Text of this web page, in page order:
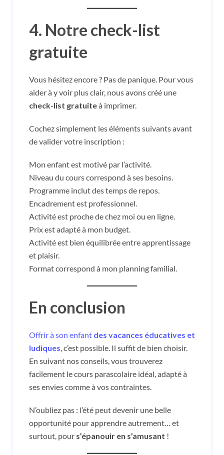
4. Notre check-list
gratuite
Vous hésitez encore ? Pas de panique. Pour vous
aider à y voir plus clair, nous avons créé une
check-list gratuiteà imprimer.
Cochez simplement les éléments suivants avant
de valider votre inscription :
Mon enfant est motivé par l’activité.
Niveau du cours correspond à ses besoins.
Programme inclut des temps de repos.
Encadrement est professionnel.
Activité est proche de chez moi ou en ligne.
Prix est adapté à mon budget.
Activité est bien équilibrée entre apprentissage
et plaisir.
Format correspond à mon planning familial.
En conclusion
Offrir à son enfant des vacances éducatives et
ludiques, c’est possible. Il suffit de bien choisir.
En suivant nos conseils, vous trouverez
facilement le cours parascolaire idéal, adapté à
ses envies comme à vos contraintes.
N’oubliez pas : l’été peut devenir une belle
opportunité pour apprendre autrement… et
surtout, pour s’épanouir en s’amusant !